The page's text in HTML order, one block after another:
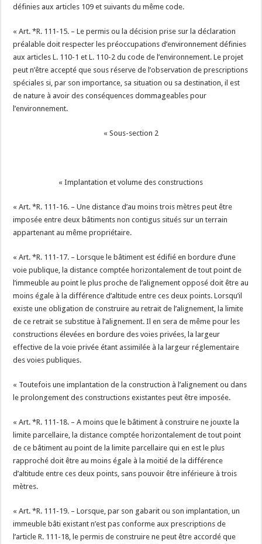
définies aux articles 109 et suivants du même code.
« Art. *R. 111-15. – Le permis ou la décision prise sur la déclaration
préalable doit respecter les préoccupations d’environnement définies
aux articles L. 110-1 et L. 110-2 du code de l’environnement. Le projet
peut n’être accepté que sous réserve de l’observation de prescriptions
spéciales si, par son importance, sa situation ou sa destination, il est
de nature à avoir des conséquences dommageables pour
l’environnement.
« Sous-section 2
« Implantation et volume des constructions
« Art. *R. 111-16. – Une distance d’au moins trois mètres peut être
imposée entre deux bâtiments non contigus situés sur un terrain
appartenant au même propriétaire.
« Art. *R. 111-17. – Lorsque le bâtiment est édifié en bordure d’une
voie publique, la distance comptée horizontalement de tout point de
l’immeuble au point le plus proche de l’alignement opposé doit être au
moins égale à la différence d’altitude entre ces deux points. Lorsqu’il
existe une obligation de construire au retrait de l’alignement, la limite
de ce retrait se substitue à l’alignement. Il en sera de même pour les
constructions élevées en bordure des voies privées, la largeur
effective de la voie privée étant assimilée à la largeur réglementaire
des voies publiques.
« Toutefois une implantation de la construction à l’alignement ou dans
le prolongement des constructions existantes peut être imposée.
« Art. *R. 111-18. – A moins que le bâtiment à construire ne jouxte la
limite parcellaire, la distance comptée horizontalement de tout point
de ce bâtiment au point de la limite parcellaire qui en est le plus
rapproché doit être au moins égale à la moitié de la différence
d’altitude entre ces deux points, sans pouvoir être inférieure à trois
mètres.
« Art. *R. 111-19. – Lorsque, par son gabarit ou son implantation, un
immeuble bâti existant n’est pas conforme aux prescriptions de
l’article R. 111-18, le permis de construire ne peut être accordé que